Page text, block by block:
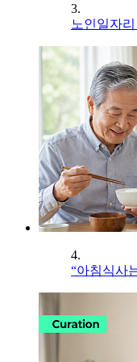
3.
노인일자
4.
“아침식사